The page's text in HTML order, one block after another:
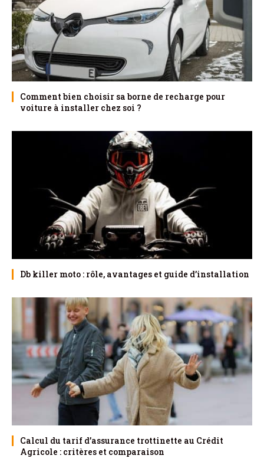
Comment bien choisir sa borne de recharge pour
voiture à installer chez soi ?
Db killer moto : rôle, avantages et guide d’installation
Calcul du tarif d’assurance trottinette au Crédit
Agricole : critères et comparaison